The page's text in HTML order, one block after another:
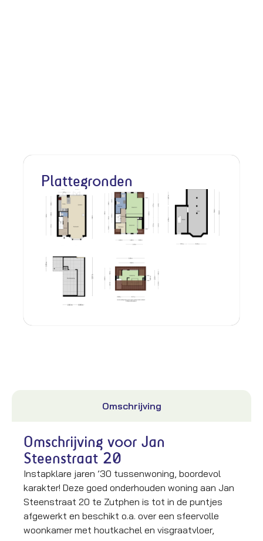
Plattegronden
Omschrijving
Omschrijving voor Jan
Steenstraat 20
Instapklare jaren ’30 tussenwoning, boordevol
karakter! Deze goed onderhouden woning aan Jan
Steenstraat 20 te Zutphen is tot in de puntjes
afgewerkt en beschikt o.a. over een sfeervolle
woonkamer met houtkachel en visgraatvloer,